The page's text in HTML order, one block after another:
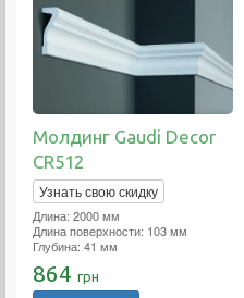
Молдинг Gaudi Decor
CR512
Узнать свою скидку
Длина: 2000 мм
Длина поверхности: 103 мм
Глубина: 41 мм
864 грн